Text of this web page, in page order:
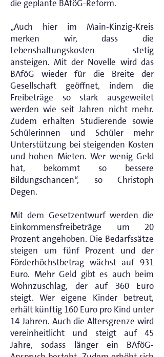
die geplante BAföG-Reform.
„Auch hier im Main-Kinzig-Kreis
merken wir, dass die
Lebenshaltungskosten stetig
ansteigen. Mit der Novelle wird das
BAföG wieder für die Breite der
Gesellschaft geöffnet, indem die
Freibeträge so stark ausgeweitet
werden wie seit Jahren nicht mehr.
Zudem erhalten Studierende sowie
Schülerinnen und Schüler mehr
Unterstützung bei steigenden Kosten
und hohen Mieten. Wer wenig Geld
hat, bekommt so bessere
Bildungschancen“, so Christoph
Degen.
Mit dem Gesetzentwurf werden die
Einkommensfreibeträge um 20
Prozent angehoben. Die Bedarfssätze
steigen um fünf Prozent und der
Förderhöchstbetrag wächst auf 931
Euro. Mehr Geld gibt es auch beim
Wohnzuschlag, der auf 360 Euro
steigt. Wer eigene Kinder betreut,
erhält künftig 160 Euro pro Kind unter
14 Jahren. Auch die Altersgrenze wird
vereinheitlicht und steigt auf 45
Jahre, sodass länger ein BAföG-